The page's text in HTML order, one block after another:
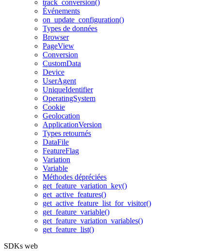
track_conversion()
Événements
on_update_configuration()
Types de données
Browser
PageView
Conversion
CustomData
Device
UserAgent
UniqueIdentifier
OperatingSystem
Cookie
Geolocation
ApplicationVersion
Types retournés
DataFile
FeatureFlag
Variation
Variable
Méthodes dépréciées
get_feature_variation_key()
get_active_features()
get_active_feature_list_for_visitor()
get_feature_variable()
get_feature_variation_variables()
get_feature_list()
SDKs web